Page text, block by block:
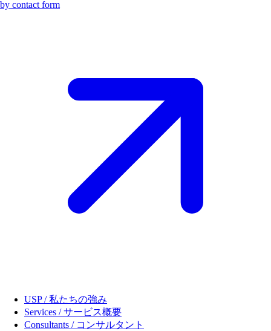
by contact form
USP / 私たちの強み
Services / サービス概要
Consultants / コンサルタント